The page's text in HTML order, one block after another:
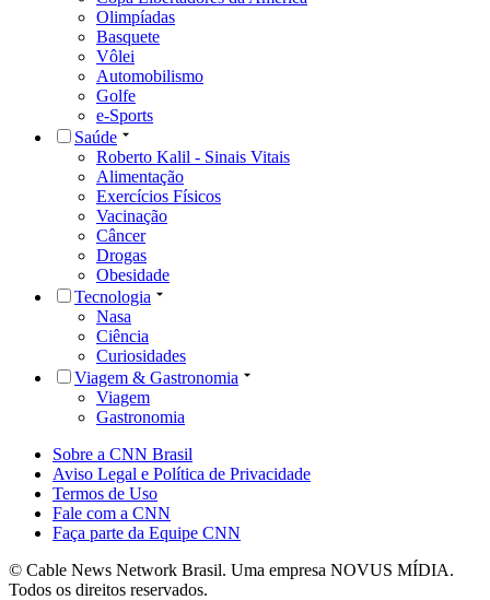
Olimpíadas
Basquete
Vôlei
Automobilismo
Golfe
e-Sports
Saúde
Roberto Kalil - Sinais Vitais
Alimentação
Exercícios Físicos
Vacinação
Câncer
Drogas
Obesidade
Tecnologia
Nasa
Ciência
Curiosidades
Viagem & Gastronomia
Viagem
Gastronomia
Sobre a CNN Brasil
Aviso Legal e Política de Privacidade
Termos de Uso
Fale com a CNN
Faça parte da Equipe CNN
© Cable News Network Brasil. Uma empresa NOVUS MÍDIA.
Todos os direitos reservados.